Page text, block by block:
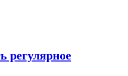
регулярное